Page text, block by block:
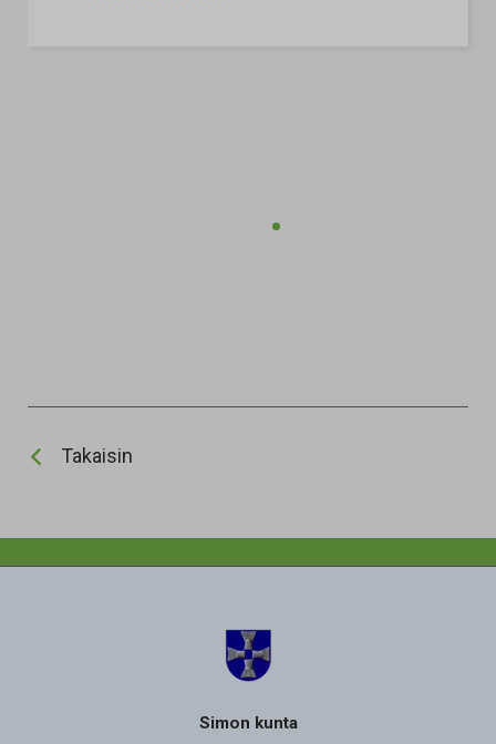
Takaisin
Simon kunta